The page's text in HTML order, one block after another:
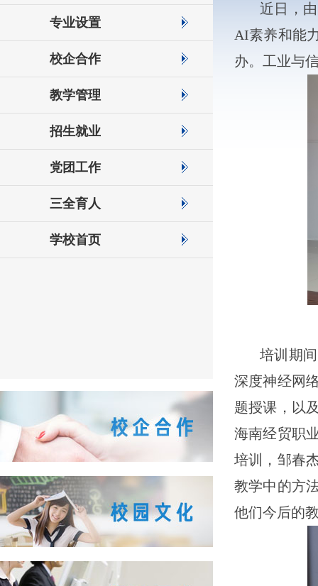
专业设置
校企合作
教学管理
招生就业
党团工作
三全育人
学校首页
近日，
AI素养和能
办。工业与
培训期
深度神经网
题授课，以
海南经贸职
培训，邹春
教学中的方
他们今后的